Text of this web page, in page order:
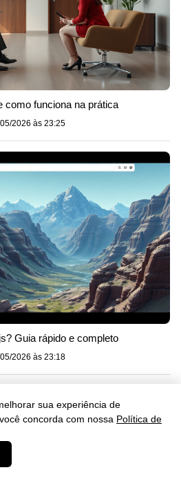
sua experiência de
concorda com nossa Política de
como funciona na prática
2026 às 23:25
Guia rápido e completo
2026 às 23:18